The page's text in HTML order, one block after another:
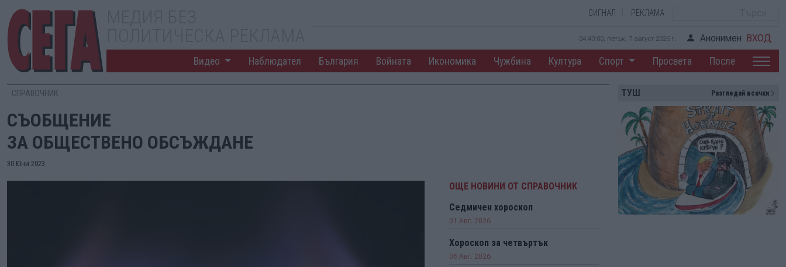
СИГНАЛ РЕКЛАМА
04:43:01, петък, 7 август 2026 г. Анонимен ВХОД
Видео Наблюдател България Войната Икономика Чужбина Култура Спорт Просвета После
СПРАВОЧНИК
СЪОБЩЕНИЕ
ЗА ОБЩЕСТВЕНО ОБСЪЖДАНЕ
30 Юни 2023
ОЩЕ НОВИНИ ОТ СПРАВОЧНИК
Седмичен хороскоп
01 Авг. 2026
Хороскоп за четвъртък
06 Авг. 2026
ТУШ Разгледай всички